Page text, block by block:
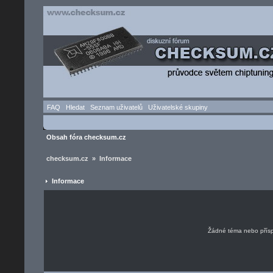
FAQ Hledat Seznam uživatelů Uživatelské skupiny
Obsah fóra checksum.cz
checksum.cz » Informace
Informace
Žádné téma nebo